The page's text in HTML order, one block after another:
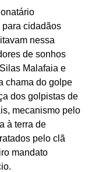
cidadãos
nessa
de sonhos
Malafaia e
chama do golpe
dos golpistas de
mecanismo pelo
à terra de
pelo clã
mandato